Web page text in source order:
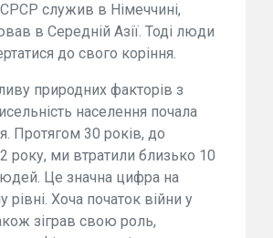
служив в Німеччині,
в Середній Азії. Тоді люди
до свого коріння.
природних факторів з
населення почала
Протягом 30 років, до
року, ми втратили близько 10
Це значна цифра на
рівні. Хоча початок війни у
зіграв свою роль,